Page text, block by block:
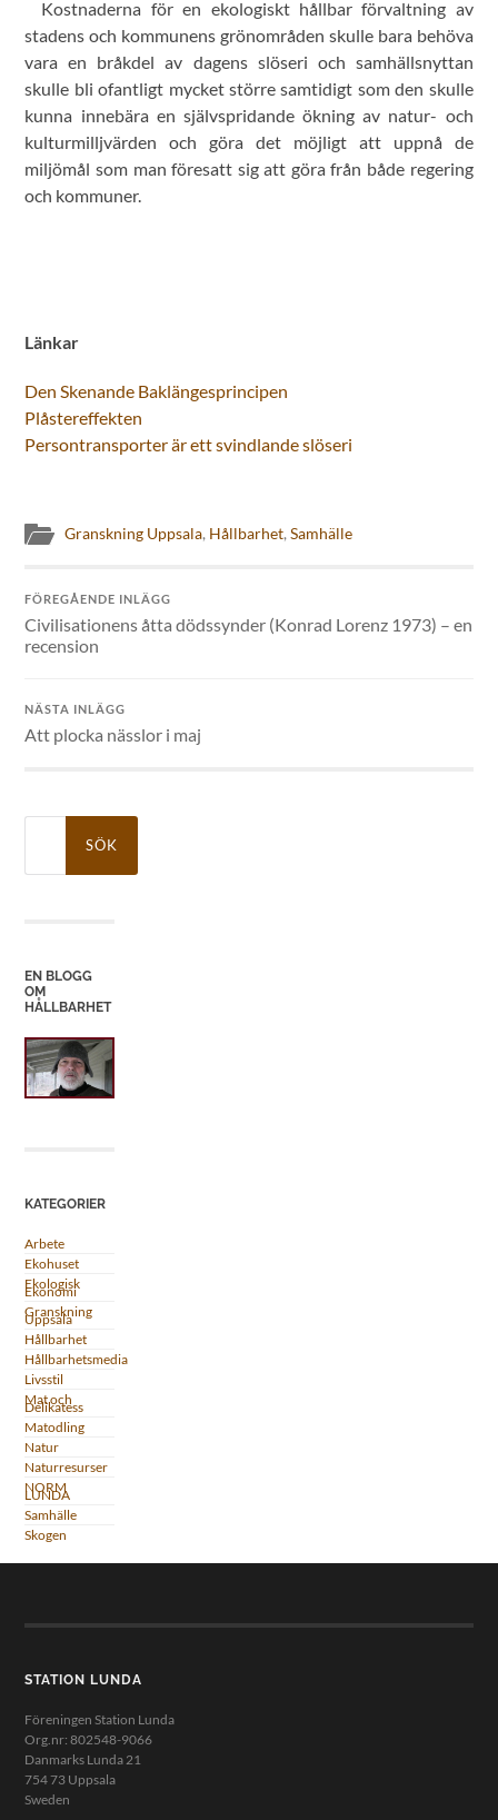
Kostnaderna för en ekologiskt hållbar förvaltning av
stadens och kommunens grönområden skulle bara behöva
vara en bråkdel av dagens slöseri och samhällsnyttan
skulle bli ofantligt mycket större samtidigt som den skulle
kunna innebära en självspridande ökning av natur- och
kulturmilljvärden och göra det möjligt att uppnå de
miljömål som man föresatt sig att göra från både regering
och kommuner.
Länkar
Den Skenande Baklängesprincipen
Plåstereffekten
Persontransporter är ett svindlande slöseri
Granskning Uppsala, Hållbarhet,Samhälle
FÖREGÅENDE INLÄGG
Civilisationens åtta dödssynder (Konrad Lorenz 1973) – en
recension
NÄSTA INLÄGG
Att plocka nässlor i maj
Sök
EN BLOGG
OM
HÅLLBARHET
KATEGORIER
Arbete
Ekohuset
Ekologisk
Ekonomi
Granskning
Uppsala
Hållbarhet
Hållbarhetsmedia
Livsstil
Mat och
Delikatess
Matodling
Natur
Naturresurser
NORM
LUNDA
Samhälle
Skogen
STATION LUNDA
Föreningen Station Lunda
Org.nr: 802548-9066
Danmarks Lunda 21
754 73 Uppsala
Sweden